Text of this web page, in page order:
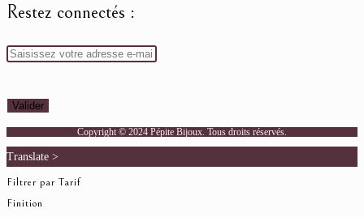
Restez connectés :
Copyright © 2024 Pépite Bijoux. Tous droits réservés.
Translate >
Filtrer par Tarif
Finition